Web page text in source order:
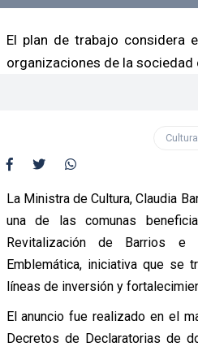
El plan de trabajo considera
organizaciones de la sociedad
Cultura
La Ministra de Cultura, Claudia
una de las comunas
Revitalización de Barrios e
Emblemática, iniciativa que se
líneas de inversión y
El anuncio fue realizado en el
Decretos de Declaratorias de